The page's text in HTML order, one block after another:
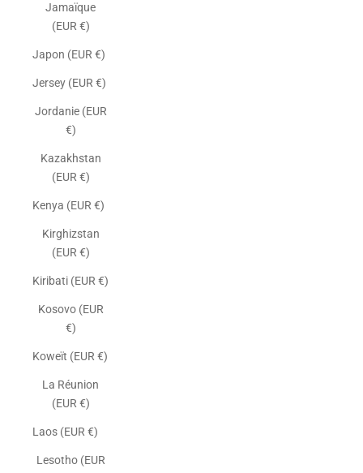
Jamaïque
(EUR €)
Japon (EUR €)
Jersey (EUR €)
Jordanie (EUR
€)
Kazakhstan
(EUR €)
Kenya (EUR €)
Kirghizstan
(EUR €)
Kiribati (EUR €)
Kosovo (EUR
€)
Koweït (EUR €)
La Réunion
(EUR €)
Laos (EUR €)
Lesotho (EUR